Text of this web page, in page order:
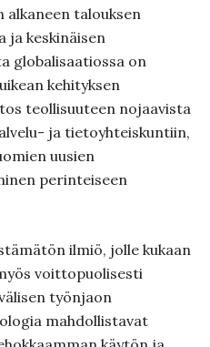
talouksen
ja keskinäisen
globalisaatiossa on
kehityksen
teollisuuteen nojaavista
ja tietoyhteiskuntiin,
uusien
perinteiseen
ilmiö, jolle kukaan
voittopuolisesti
työnjaon
mahdollistavat